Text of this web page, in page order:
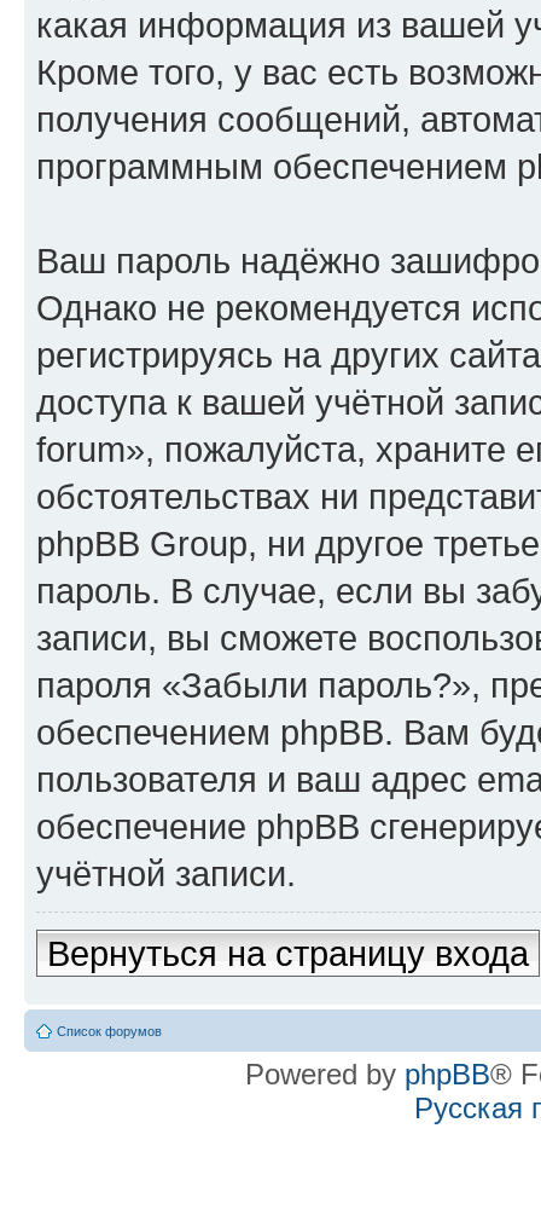
какая информация из вашей
Кроме того, у вас есть
получения сообщений,
программным обеспечением
Ваш пароль надёжно
Однако не рекомендуется
регистрируясь на других
доступа к вашей учётной
forum», пожалуйста, храните
обстоятельствах ни
phpBB Group, ни другое
пароль. В случае, если вы
записи, вы сможете
пароля «Забыли пароль?»,
обеспечением phpBB. Вам
пользователя и ваш адрес
обеспечение phpBB
учётной записи.
Вернуться на страницу входа
Список форумов
Powered by phpBB®
Русская